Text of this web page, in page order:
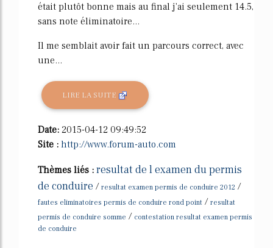
était plutôt bonne mais au final j'ai seulement 14.5,
sans note éliminatoire...
Il me semblait avoir fait un parcours correct, avec
une...
LIRE LA SUITE
Date: 2015-04-12 09:49:52
Site : http://www.forum-auto.com
Thèmes liés : resultat de l examen du permis
de conduire / resultat examen permis de conduire 2012 /
fautes eliminatoires permis de conduire rond point / resultat
permis de conduire somme / contestation resultat examen permis
de conduire